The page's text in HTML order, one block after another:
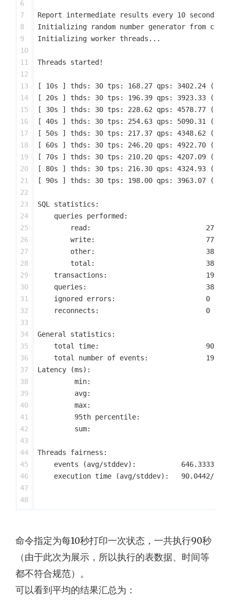
6
7
8
9
10
11
12
13
14
15
16
17
18
19
20
21
22
23
24
25
26
27
28
29
30
31
32
33
34
35
36
37
38
39
40
41
42
43
44
45
46
47
Report intermediate results every 10 second(s)
Initializing random number generator from
Initializing worker threads...
Threads started!
[ 10s ] thds: 30 tps: 168.27 qps: 3402.24 (r/
[ 20s ] thds: 30 tps: 196.39 qps: 3923.33 (r/
[ 30s ] thds: 30 tps: 228.62 qps: 4578.77 (r/
[ 40s ] thds: 30 tps: 254.63 qps: 5090.31 (r/
[ 50s ] thds: 30 tps: 217.37 qps: 4348.62 (r/
[ 60s ] thds: 30 tps: 246.20 qps: 4922.70 (r/
[ 70s ] thds: 30 tps: 210.20 qps: 4207.09 (r/
[ 80s ] thds: 30 tps: 216.30 qps: 4324.93 (r/
[ 90s ] thds: 30 tps: 198.00 qps: 3963.07 (r/
SQL statistics:
    queries performed:
        read:                            271460
        write:                           77560
        other:                           38780
        total:                           387800
transactions:                        19390
queries:
ignored errors:                      0
reconnects:                          0
General statistics:
total time:
    total number of events:              19390
Latency (ms):
min:
avg:
max:
95th percentile:
sum:
Threads fairness:
events (avg/stddev):           646.3333/
    execution time (avg/stddev):   90.0442/0.02
命令指定为每10秒打印一次状态，一共执行90秒
（由于此次为展示，所以执行的表数据、时间等
都不符合规范）。
可以看到平均的结果汇总为：